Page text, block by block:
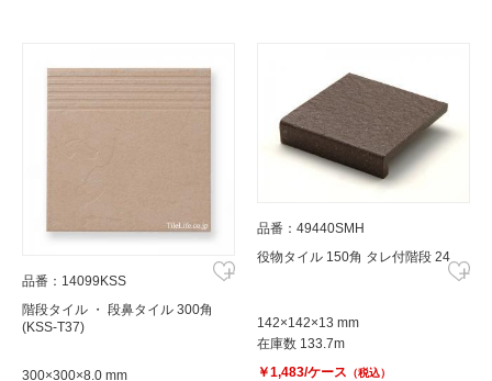
品番：14099KSS
階段タイル ・ 段鼻タイル 300角
(KSS-T37)
300×300×8.0 mm
品番：49440SMH
役物タイル 150角 タレ付階段 24
142×142×13 mm
在庫数 133.7m
￥1,483/ケース （税込）